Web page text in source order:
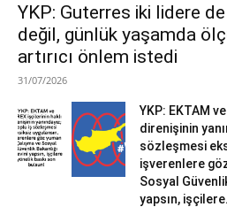
YKP: Guterres iki lidere
değil, günlük yaşamda
artırıcı önlem istedi
31/07/2026
YKP: EKTAM
direnişinin
sözleşmesi
işverenlere
Sosyal
yapsın,